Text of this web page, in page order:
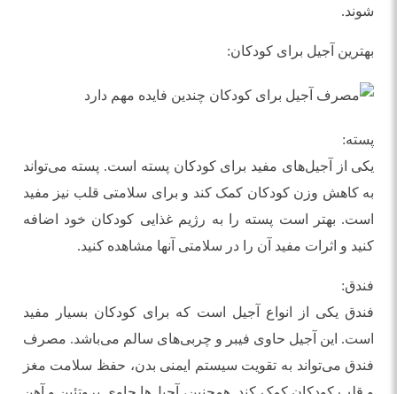
شوند.
بهترین آجیل برای کودکان:
پسته:
یکی از آجیل‌های مفید برای کودکان پسته است. پسته می‌تواند
به کاهش وزن کودکان کمک کند و برای سلامتی قلب نیز مفید
است. بهتر است پسته را به رژیم غذایی کودکان خود اضافه
کنید و اثرات مفید آن را در سلامتی آنها مشاهده کنید.
فندق:
فندق یکی از انواع آجیل است که برای کودکان بسیار مفید
است. این آجیل حاوی فیبر و چربی‌های سالم می‌باشد. مصرف
فندق می‌تواند به تقویت سیستم ایمنی بدن، حفظ سلامت مغز